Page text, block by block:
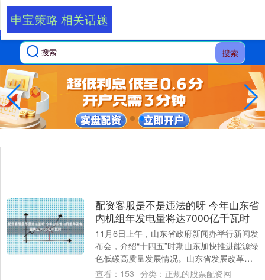
搜索
申宝策略 相关话题
配资客服是不是违法的呀 今年山东省
内机组年发电量将达7000亿千瓦时
11月6日上午，山东省政府新闻办举行新闻发
布会，介绍“十四五”时期山东加快推进能源绿
色低碳高质量发展情况。山东省发展改革委
副主任，山东省能源局局长郑德雁介绍，
查看： 153 分类： 正规的股票配资网